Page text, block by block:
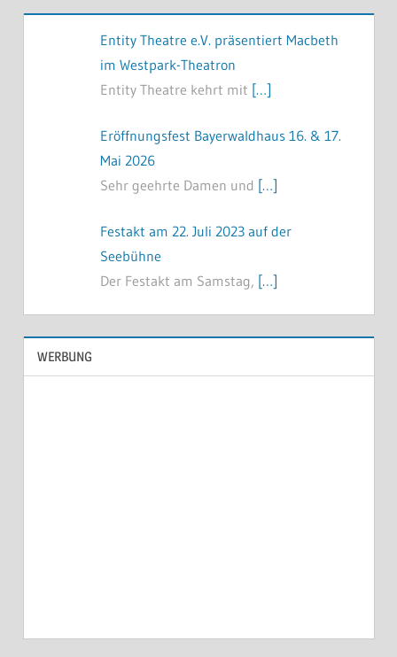
Entity Theatre e.V. präsentiert Macbeth
im Westpark-Theatron
Entity Theatre kehrt mit […]
Eröffnungsfest Bayerwaldhaus 16. & 17.
Mai 2026
Sehr geehrte Damen und […]
Festakt am 22. Juli 2023 auf der
Seebühne
Der Festakt am Samstag, […]
WERBUNG